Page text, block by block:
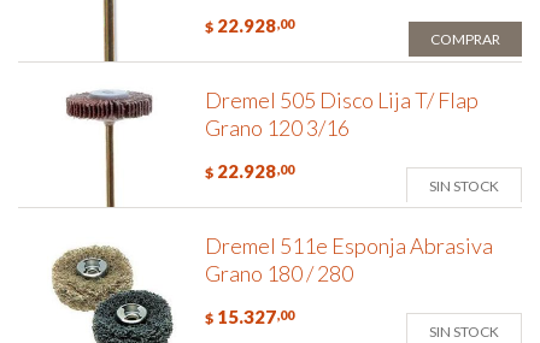
$ 22.928,00
COMPRAR
Dremel 505 Disco Lija T/ Flap
Grano 120 3/16
$ 22.928,00
SIN STOCK
Dremel 511e Esponja Abrasiva
Grano 180 / 280
$ 15.327,00
SIN STOCK